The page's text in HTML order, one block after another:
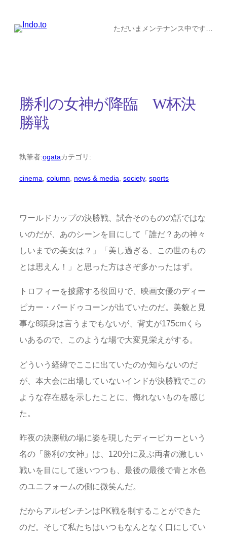
ただいまメンテナンス中です…
勝利の女神が降臨 W杯決
勝戦
執筆者:ogataカテゴリ:
cinema, column, news & media, society, sports
ワールドカップの決勝戦、試合そのものの話ではな
いのだが、あのシーンを目にして「誰だ？あの神々
しいまでの美女は？」「美し過ぎる、この世のもの
とは思えん！」と思った方はさぞ多かったはず。
トロフィーを披露する役回りで、映画女優のディー
ピカー・パードゥコーンが出ていたのだ。美貌と見
事な8頭身は言うまでもないが、背丈が175cmくら
いあるので、このような場で大変見栄えがする。
どういう経緯でここに出ていたのか知らないのだ
が、本大会に出場していないインドが決勝戦でこの
ような存在感を示したことに、侮れないものを感じ
た。
昨夜の決勝戦の場に姿を現したディーピカーという
名の「勝利の女神」は、120分に及ぶ両者の激しい
戦いを目にして迷いつつも、最後の最後で青と水色
のユニフォームの側に微笑んだ。
だからアルゼンチンはPK戦を制することができた
のだ。そして私たちはいつもなんとなく口にしてい